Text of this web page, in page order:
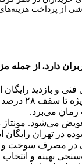
از پرداخت
دارد. از جمله
و بازدید
می‌شوید.
می‌شود.
در تهران
در مصرف سوخت و
بهینه و